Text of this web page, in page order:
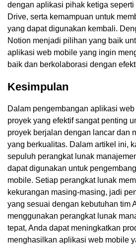
dengan aplikasi pihak ketiga
Drive, serta kemampuan untuk
yang dapat digunakan kembali.
Notion menjadi pilihan yang baik
aplikasi web mobile yang ingin
baik dan berkolaborasi dengan
Kesimpulan
Dalam pengembangan aplikasi
proyek yang efektif sangat penting
proyek berjalan dengan lancar dan
yang berkualitas. Dalam artikel ini,
sepuluh perangkat lunak
dapat digunakan untuk
mobile. Setiap perangkat lunak
kekurangan masing-masing, jadi
yang sesuai dengan kebutuhan tim
menggunakan perangkat lunak
tepat, Anda dapat meningkatkan
menghasilkan aplikasi web mobile